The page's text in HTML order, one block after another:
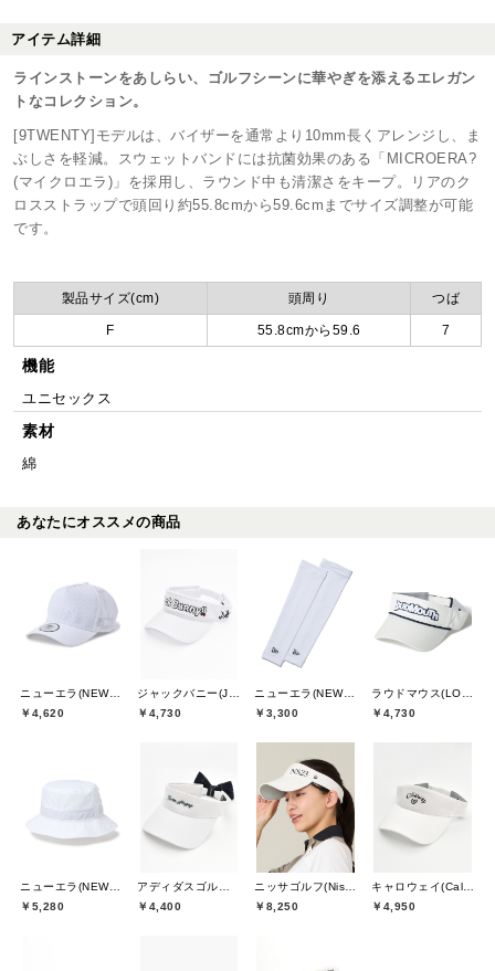
アイテム詳細
ラインストーンをあしらい、ゴルフシーンに華やぎを添えるエレガン
トなコレクション。
[9TWENTY]モデルは、バイザーを通常より10mm長くアレンジし、ま
ぶしさを軽減。スウェットバンドには抗菌効果のある「MICROERA?
(マイクロエラ)」を採用し、ラウンド中も清潔さをキープ。リアのク
ロスストラップで頭回り約55.8cmから59.6cmまでサイズ調整が可能
です。
製品サイズ(cm) 頭周り つば
F 55.8cmから59.6 7
機能
ユニセックス
素材
綿
あなたにオススメの商品
ニューエラ(NEW ERA)
￥4,620
￥4,730
ニューエラ(NEW ERA)
￥3,300
￥4,730
ニューエラ(NEW ERA)
￥5,280
￥4,400
￥8,250
￥4,950